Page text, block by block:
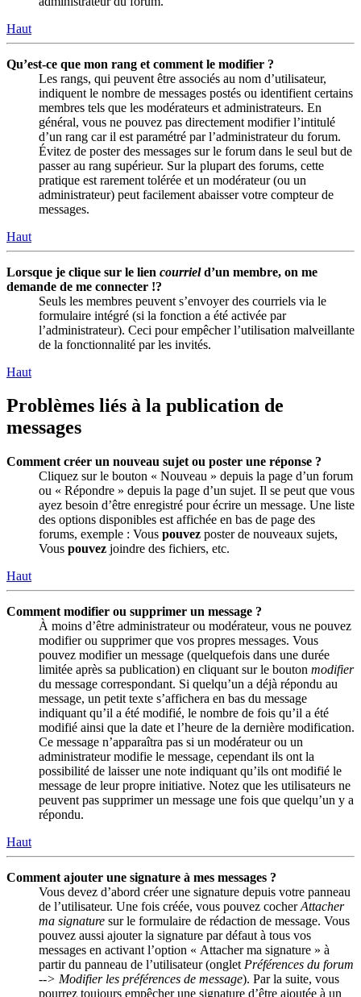
Haut
Qu’est-ce que mon rang et comment le modifier ?
Les rangs, qui peuvent être associés au nom d’utilisateur,
indiquent le nombre de messages postés ou identifient certains
membres tels que les modérateurs et administrateurs. En
général, vous ne pouvez pas directement modifier l’intitulé
d’un rang car il est paramétré par l’administrateur du forum.
Évitez de poster des messages sur le forum dans le seul but de
passer au rang supérieur. Sur la plupart des forums, cette
pratique est rarement tolérée et un modérateur (ou un
administrateur) peut facilement abaisser votre compteur de
messages.
Haut
Lorsque je clique sur le lien courrield’un membre, on me
demande de me connecter !?
Seuls les membres peuvent s’envoyer des courriels via le
formulaire intégré (si la fonction a été activée par
l’administrateur). Ceci pour empêcher l’utilisation malveillante
de la fonctionnalité par les invités.
Haut
Problèmes liés à la publication de
messages
Comment créer un nouveau sujet ou poster une réponse ?
Cliquez sur le bouton « Nouveau » depuis la page d’un forum
ou « Répondre » depuis la page d’un sujet. Il se peut que vous
ayez besoin d’être enregistré pour écrire un message. Une liste
des options disponibles est affichée en bas de page des
forums, exemple : Vous pouvez poster de nouveaux sujets,
Vous pouvez joindre des fichiers, etc.
Haut
Comment modifier ou supprimer un message ?
À moins d’être administrateur ou modérateur, vous ne pouvez
modifier ou supprimer que vos propres messages. Vous
pouvez modifier un message (quelquefois dans une durée
limitée après sa publication) en cliquant sur le bouton modifier
du message correspondant. Si quelqu’un a déjà répondu au
message, un petit texte s’affichera en bas du message
indiquant qu’il a été modifié, le nombre de fois qu’il a été
modifié ainsi que la date et l’heure de la dernière modification.
Ce message n’apparaîtra pas si un modérateur ou un
administrateur modifie le message, cependant ils ont la
possibilité de laisser une note indiquant qu’ils ont modifié le
message de leur propre initiative. Notez que les utilisateurs ne
peuvent pas supprimer un message une fois que quelqu’un y a
répondu.
Haut
Comment ajouter une signature à mes messages ?
Vous devez d’abord créer une signature depuis votre panneau
de l’utilisateur. Une fois créée, vous pouvez cocherAttacher
ma signature sur le formulaire de rédaction de message. Vous
pouvez aussi ajouter la signature par défaut à tous vos
messages en activant l’option « Attacher ma signature » à
partir du panneau de l’utilisateur (onglet Préférences du forum
--> Modifier les préférences de message). Par la suite, vous
pourrez toujours empêcher une signature d’être ajoutée à un